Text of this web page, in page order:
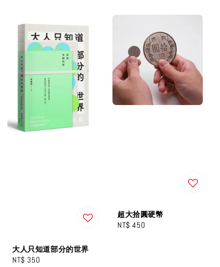
大人只知道部分的世界
Regular
NT$ 350
超大拾圓硬幣
Regular
NT$ 450